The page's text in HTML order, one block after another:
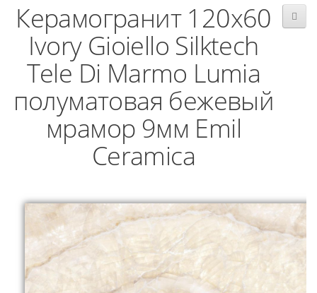
Керамогранит 120x60
Ivory Gioiello Silktech
Tele Di Marmo Lumia
полуматовая бежевый
мрамор 9мм Emil
Ceramica